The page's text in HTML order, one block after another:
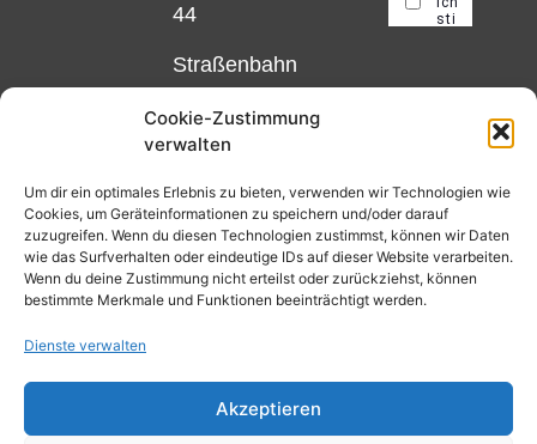
Cookie-Zustimmung
verwalten
Um dir ein optimales Erlebnis zu bieten, verwenden wir Technologien wie
Cookies, um Geräteinformationen zu speichern und/oder darauf
zuzugreifen. Wenn du diesen Technologien zustimmst, können wir Daten
wie das Surfverhalten oder eindeutige IDs auf dieser Website verarbeiten.
Wenn du deine Zustimmung nicht erteilst oder zurückziehst, können
bestimmte Merkmale und Funktionen beeinträchtigt werden.
Dienste verwalten
Akzeptieren
44
Straßenbahn
und 12,
Matthias-
Beltz-
Platz
oder
Haltestelle
Nibelungenplatz/FH